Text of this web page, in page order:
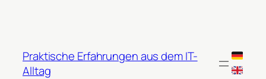
Praktische Erfahrungen aus dem IT-
Alltag